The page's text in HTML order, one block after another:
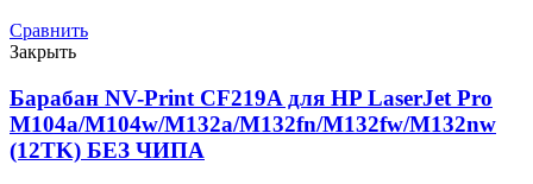
Сравнить
Закрыть
Барабан NV-Print CF219A для HP LaserJet Pro
M104a/M104w/M132a/M132fn/M132fw/M132nw
(12TK) БЕЗ ЧИПА